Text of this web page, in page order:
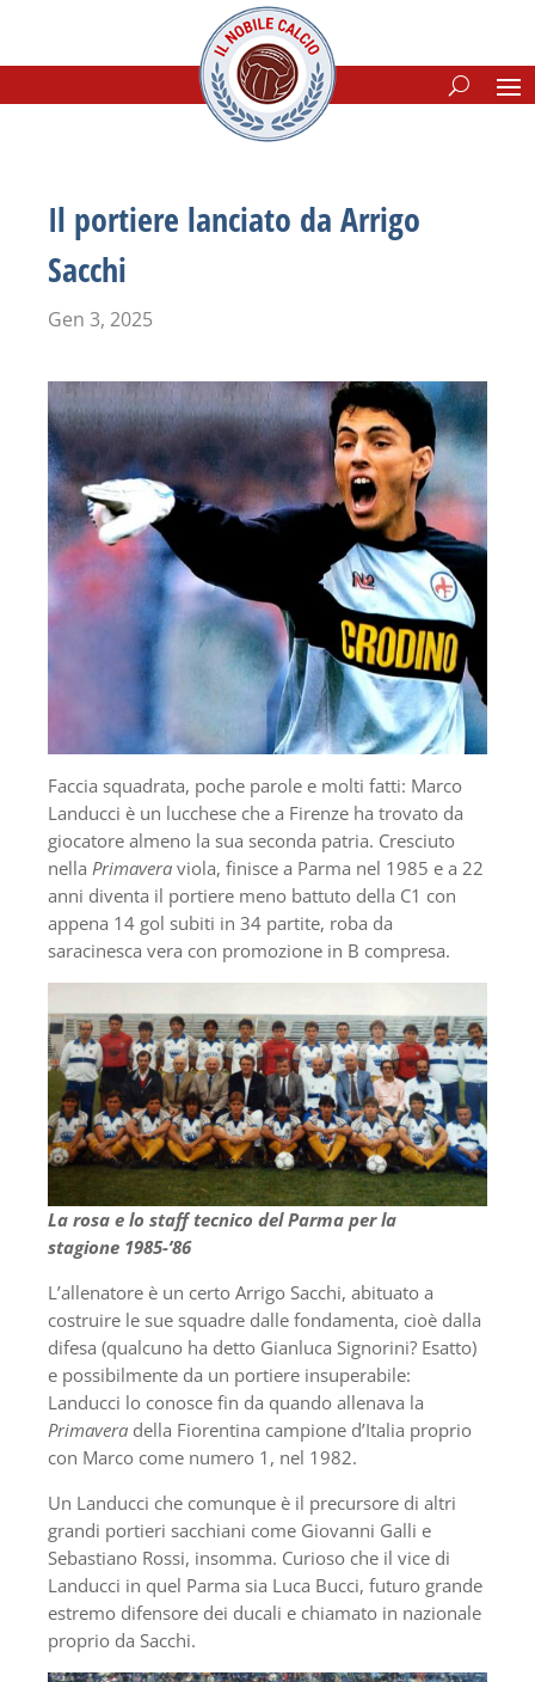
Il portiere lanciato da Arrigo
Sacchi
Gen 3, 2025
Faccia squadrata, poche parole e molti fatti: Marco
Landucci è un lucchese che a Firenze ha trovato da
giocatore almeno la sua seconda patria. Cresciuto
nella Primavera viola, finisce a Parma nel 1985 e a 22
anni diventa il portiere meno battuto della C1 con
appena 14 gol subiti in 34 partite, roba da
saracinesca vera con promozione in B compresa.
La rosa e lo staff tecnico del Parma per la
stagione 1985-’86
L’allenatore è un certo Arrigo Sacchi, abituato a
costruire le sue squadre dalle fondamenta, cioè dalla
difesa (qualcuno ha detto Gianluca Signorini? Esatto)
e possibilmente da un portiere insuperabile:
Landucci lo conosce fin da quando allenava la
Primavera della Fiorentina campione d’Italia proprio
con Marco come numero 1, nel 1982.
Un Landucci che comunque è il precursore di altri
grandi portieri sacchiani come Giovanni Galli e
Sebastiano Rossi, insomma. Curioso che il vice di
Landucci in quel Parma sia Luca Bucci, futuro grande
estremo difensore dei ducali e chiamato in nazionale
proprio da Sacchi.